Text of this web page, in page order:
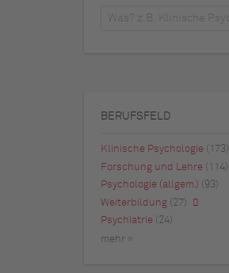
BERUFSFELD
Klinische Psychologie (173)
Forschung und Lehre (114)
Psychologie (allgem.) (93)
Weiterbildung
(27)
Psychiatrie
(24)
mehr »